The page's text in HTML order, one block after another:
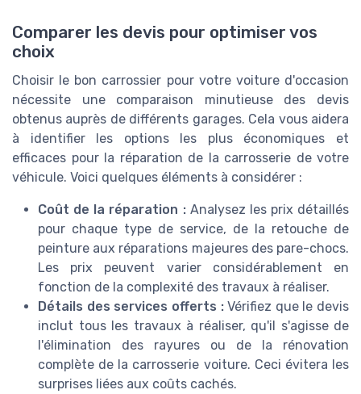
Comparer les devis pour optimiser vos
choix
Choisir le bon carrossier pour votre voiture d'occasion
nécessite une comparaison minutieuse des devis
obtenus auprès de différents garages. Cela vous aidera
à identifier les options les plus économiques et
efficaces pour la réparation de la carrosserie de votre
véhicule. Voici quelques éléments à considérer :
Coût de la réparation :Analysez les prix détaillés
pour chaque type de service, de la retouche de
peinture aux réparations majeures des pare-chocs.
Les prix peuvent varier considérablement en
fonction de la complexité des travaux à réaliser.
Détails des services offerts :Vérifiez que le devis
inclut tous les travaux à réaliser, qu'il s'agisse de
l'élimination des rayures ou de la rénovation
complète de la carrosserie voiture. Ceci évitera les
surprises liées aux coûts cachés.